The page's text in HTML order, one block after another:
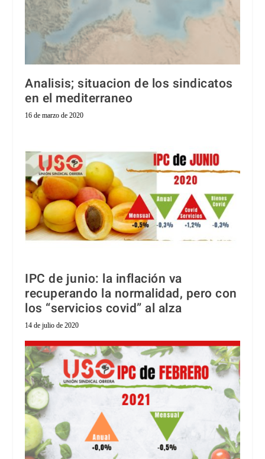
Analisis; situacion de los sindicatos
en el mediterraneo
16 de marzo de 2020
IPC de junio: la inflación va
recuperando la normalidad, pero con
los “servicios covid” al alza
14 de julio de 2020